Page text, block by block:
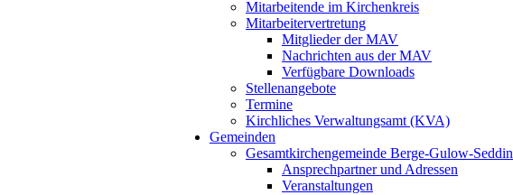
Mitarbeitende im Kirchenkreis
Mitarbeitervertretung
Mitglieder der MAV
Nachrichten aus der MAV
Verfügbare Downloads
Stellenangebote
Termine
Kirchliches Verwaltungsamt (KVA)
Gemeinden
Gesamtkirchengemeinde Berge-Gulow-Seddin
Ansprechpartner und Adressen
Veranstaltungen